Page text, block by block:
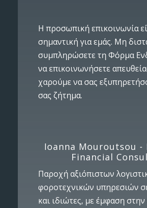
Η προσωπική επικοινωνία
σημαντική για εμάς. Μη
συμπληρώσετε τη Φόρμα
να επικοινωνήσετε
χαρούμε να σας
σας ζήτημα.
Ιoanna Mouroutsou -
Financial
Παροχή αξιόπιστων
φοροτεχνικών υπηρεσιών
και ιδιώτες, με έμφαση στην